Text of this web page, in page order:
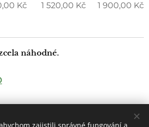
Kč 1 520,00 Kč 1 900,00 Kč
náhodné.